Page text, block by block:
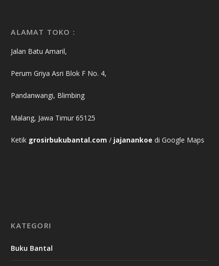
ALAMAT TOKO :
Jalan Batu Amaril,
Perum Griya Asri Blok F No. 4,
Pandanwangi, Blimbing
Malang, Jawa Timur 65125
Ketik grosirbukubantal.com / jajanankoe di Google Maps
KATEGORI
Buku Bantal